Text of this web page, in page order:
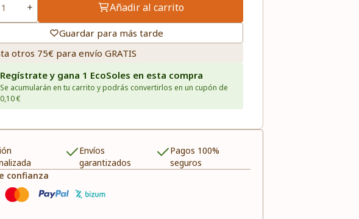
Añadir al carrito
Guardar para más tarde
otros 75€ para envío GRATIS
Regístrate y gana 1 EcoSoles en esta compra
Se acumularán en tu carrito y podrás convertirlos en un cupón de
0,10 €
Envíos
garantizados
Pagos 100%
seguros
confianza